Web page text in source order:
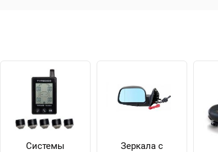
Системы
Зеркала с